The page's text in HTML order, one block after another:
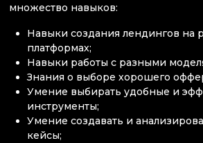
множество навыков:
Навыки создания лендингов на
платформах;
Навыки работы с разными
Знания о выборе хорошего
Умение выбирать удобные и
инструменты;
Умение создавать и
кейсы;